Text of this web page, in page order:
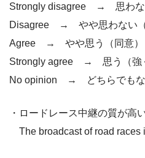
Strongly disagree → 思わな
Disagree → やや思わない（
Agree → やや思う（同意）
Strongly agree → 思う（強
No opinion → どちらでもな
・ロードレース中継の質が高
The broadcast of road races